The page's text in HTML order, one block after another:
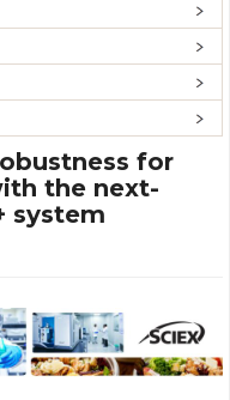
for
the next-
system